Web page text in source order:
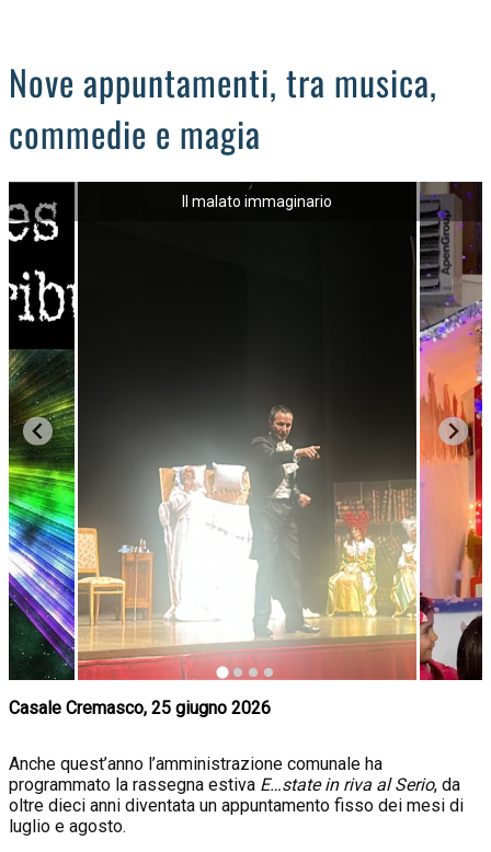
Nove appuntamenti, tra musica,
commedie e magia
Il malato immaginario
Casale Cremasco, 25 giugno 2026
Anche quest’anno l’amministrazione comunale ha
programmato la rassegna estiva E…state in riva al Serio, da
oltre dieci anni diventata un appuntamento fisso dei mesi di
luglio e agosto.